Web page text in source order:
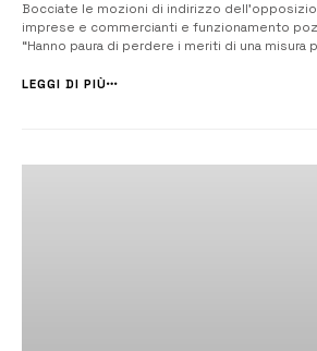
Bocciate le mozioni di indirizzo
imprese e commercianti e funzionamento
“Hanno paura di perdere i meriti di una misura
mattina, a riunirsi nell’Aula di palazzo San
LEGGI DI PIÙ